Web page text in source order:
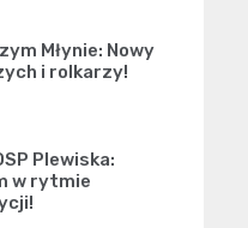
Młynie: Nowy
i rolkarzy!
Plewiska:
w rytmie